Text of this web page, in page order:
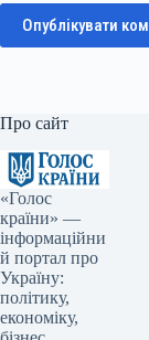
Опублікувати
Про сайт
«Голос
країни» —
інформаційни
й портал про
Україну:
політику,
економіку,